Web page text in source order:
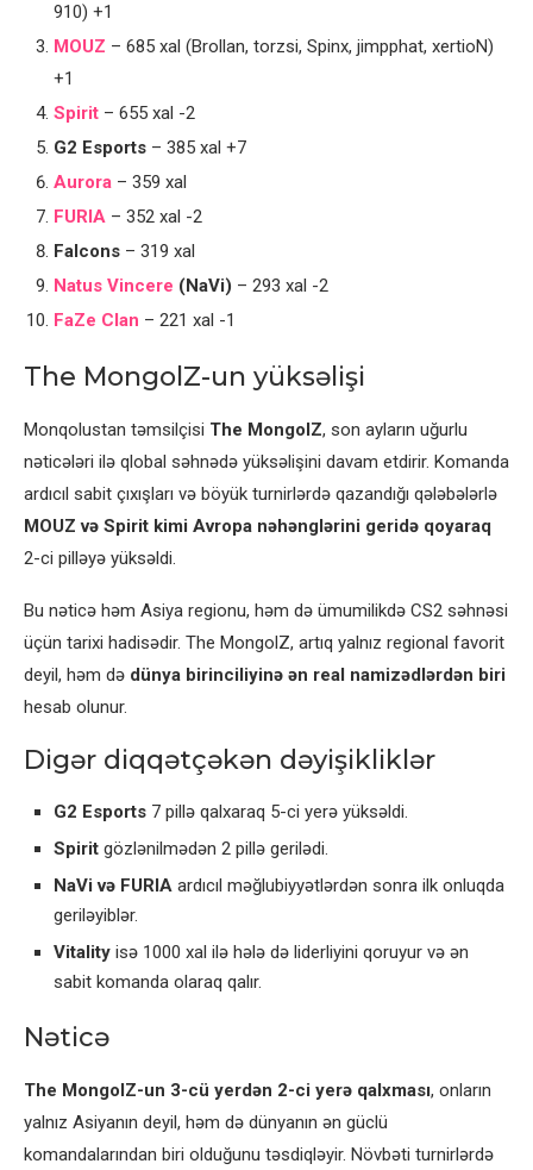
910) +1
MOUZ – 685 xal (Brollan, torzsi, Spinx, jimpphat, xertioN)
+1
Spirit – 655 xal -2
G2 Esports – 385 xal +7
Aurora – 359 xal
FURIA – 352 xal -2
Falcons – 319 xal
Natus Vincere (NaVi) – 293 xal -2
FaZe Clan – 221 xal -1
The MongolZ-un yüksəlişi
Monqolustan təmsilçisi The MongolZ, son ayların uğurlu
nəticələri ilə qlobal səhnədə yüksəlişini davam etdirir. Komanda
ardıcıl sabit çıxışları və böyük turnirlərdə qazandığı qələbələrlə
MOUZ və Spirit kimi Avropa nəhənglərini geridə qoyaraq
2-ci pilləyə yüksəldi.
Bu nəticə həm Asiya regionu, həm də ümumilikdə CS2 səhnəsi
üçün tarixi hadisədir. The MongolZ, artıq yalnız regional favorit
deyil, həm də dünya birinciliyinə ən real namizədlərdən biri
hesab olunur.
Digər diqqətçəkən dəyişikliklər
G2 Esports 7 pillə qalxaraq 5-ci yerə yüksəldi.
Spirit gözlənilmədən 2 pillə gerilədi.
NaVi və FURIA ardıcıl məğlubiyyətlərdən sonra ilk onluqda
geriləyiblər.
Vitality isə 1000 xal ilə hələ də liderliyini qoruyur və ən
sabit komanda olaraq qalır.
Nəticə
The MongolZ-un 3-cü yerdən 2-ci yerə qalxması, onların
yalnız Asiyanın deyil, həm də dünyanın ən güclü
komandalarından biri olduğunu təsdiqləyir. Növbəti turnirlərdə